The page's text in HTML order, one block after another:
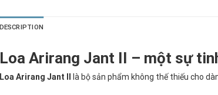
DESCRIPTION
Loa Arirang Jant II – một sự
Loa Arirang Jant II là bộ sản phẩm không thế thiếu cho